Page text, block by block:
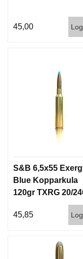
45,00
S&B 6,5x55
Blue Kopparkula
120gr TXRG 20/
45,85